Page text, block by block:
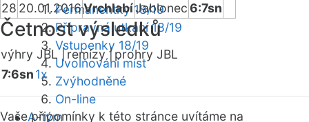
Permanentky 18/19
Přípravná utkání 18/19
Vstupenky 18/19
Uvolňování míst
Zvýhodněné
On-line
A-tým
28 20.01.2016VrchlabíJablonec6:7sn
Četnost výsledků
výhry JBL |remízy |prohry JBL
7:6sn1x
Vaše připomínky k této stránce uvítáme na